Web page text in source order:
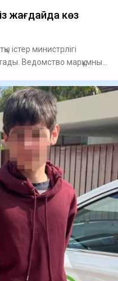
жағдайда көз
істер министрлігі
Ведомство марқұмның